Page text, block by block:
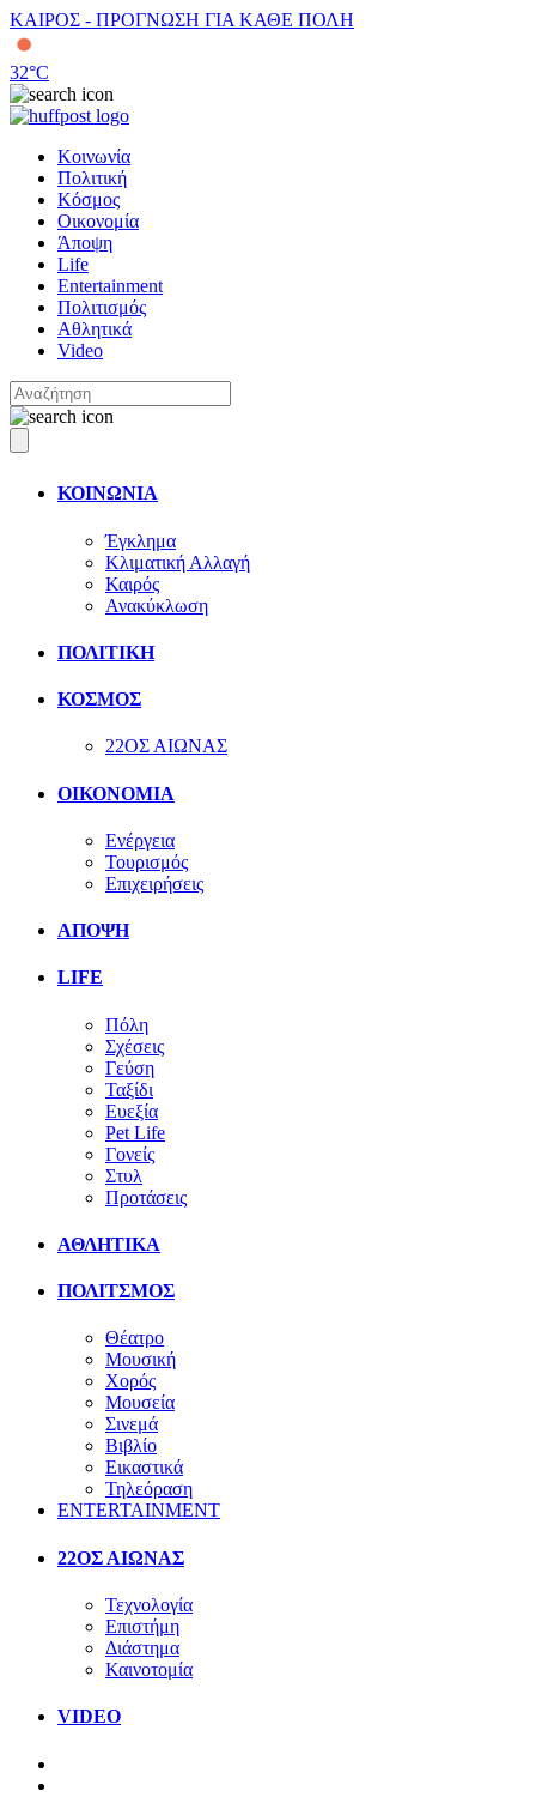
ΚΑΙΡΟΣ - ΠΡΟΓΝΩΣΗ ΓΙΑ ΚΑΘΕ ΠΟΛΗ
32°C
Κοινωνία
Πολιτική
Κόσμος
Οικονομία
Άποψη
Life
Entertainment
Πολιτισμός
Αθλητικά
Video
ΚΟΙΝΩΝΙΑ
Έγκλημα
Κλιματική Αλλαγή
Καιρός
Ανακύκλωση
ΠΟΛΙΤΙΚΗ
ΚΟΣΜΟΣ
22ΟΣ ΑΙΩΝΑΣ
ΟΙΚΟΝΟΜΙΑ
Ενέργεια
Τουρισμός
Επιχειρήσεις
ΑΠΟΨΗ
LIFE
Πόλη
Σχέσεις
Γεύση
Ταξίδι
Ευεξία
Pet Life
Γονείς
Στυλ
Προτάσεις
ΑΘΛΗΤΙΚΑ
ΠΟΛΙΤΣΜΟΣ
Θέατρο
Μουσική
Χορός
Μουσεία
Σινεμά
Βιβλίο
Εικαστικά
Τηλεόραση
ENTERTAINMENT
22ΟΣ ΑΙΩΝΑΣ
Τεχνολογία
Επιστήμη
Διάστημα
Καινοτομία
VIDEO